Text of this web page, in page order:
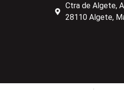
Ctra de Algete,
28110 Algete,